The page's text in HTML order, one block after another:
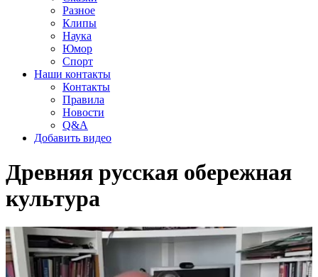
Разное
Клипы
Наука
Юмор
Спорт
Наши контакты
Контакты
Правила
Новости
Q&A
Добавить видео
Древняя русская обережная
культура